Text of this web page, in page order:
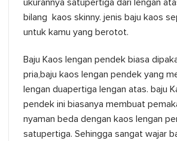
bilang kaos skinny. jenis baju kaos
untuk kamu yang berotot.
Baju Kaos lengan pendek biasa
pria,baju kaos lengan pendek yang
lengan duapertiga lengan atas. baju
pendek ini biasanya membuat
nyaman beda dengan kaos lengan
satupertiga. Sehingga sangat wajar